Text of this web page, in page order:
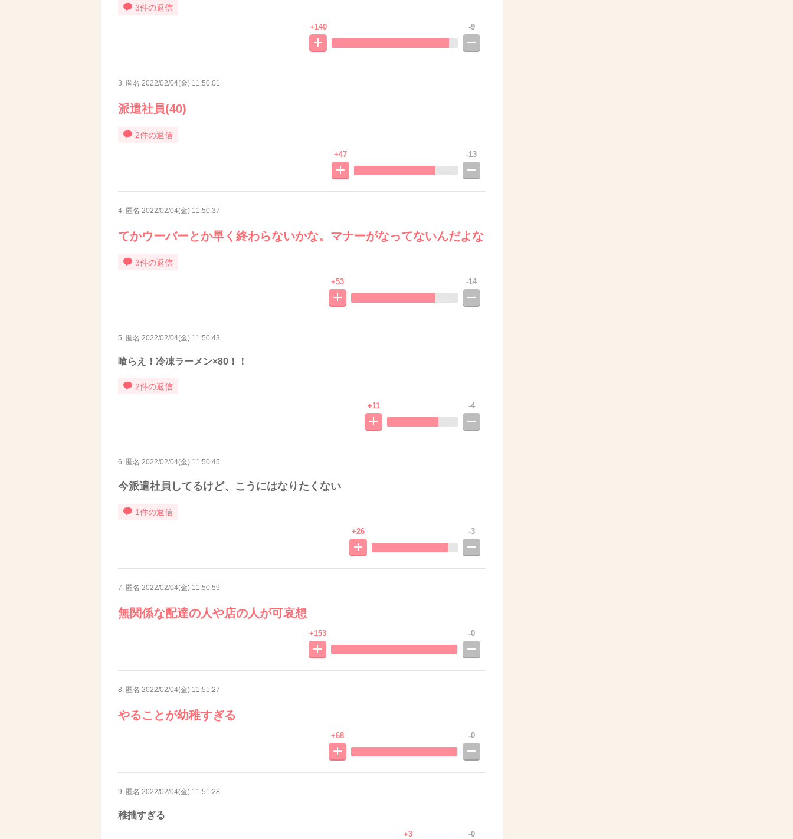
3件の返信
+140 -9
3. 匿名 2022/02/04(金) 11:50:01
派遣社員(40)
2件の返信
+47 -13
4. 匿名 2022/02/04(金) 11:50:37
てかウーバーとか早く終わらないかな。マナーがなってないんだよな
3件の返信
+53 -14
5. 匿名 2022/02/04(金) 11:50:43
喰らえ！冷凍ラーメン×80！！
2件の返信
+11 -4
6. 匿名 2022/02/04(金) 11:50:45
今派遣社員してるけど、こうにはなりたくない
1件の返信
+26 -3
7. 匿名 2022/02/04(金) 11:50:59
無関係な配達の人や店の人が可哀想
+153 -0
8. 匿名 2022/02/04(金) 11:51:27
やることが幼稚すぎる
+68 -0
9. 匿名 2022/02/04(金) 11:51:28
稚拙すぎる
+3 -0